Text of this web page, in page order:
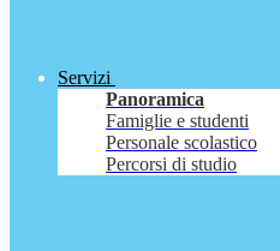
Servizi
Panoramica
Famiglie e studenti
Personale scolastico
Percorsi di studio